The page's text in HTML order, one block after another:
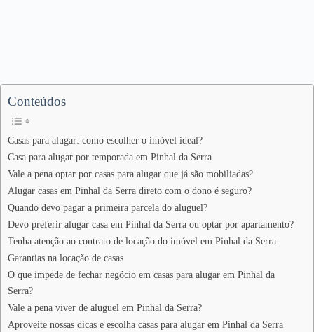
Conteúdos
Casas para alugar: como escolher o imóvel ideal?
Casa para alugar por temporada em Pinhal da Serra
Vale a pena optar por casas para alugar que já são mobiliadas?
Alugar casas em Pinhal da Serra direto com o dono é seguro?
Quando devo pagar a primeira parcela do aluguel?
Devo preferir alugar casa em Pinhal da Serra ou optar por apartamento?
Tenha atenção ao contrato de locação do imóvel em Pinhal da Serra
Garantias na locação de casas
O que impede de fechar negócio em casas para alugar em Pinhal da
Serra?
Vale a pena viver de aluguel em Pinhal da Serra?
Aproveite nossas dicas e escolha casas para alugar em Pinhal da Serra